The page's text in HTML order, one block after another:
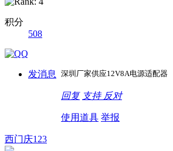
积分
508
发消息 深圳厂家供应12V8A电源适配器
回复 支持 反对
使用道具 举报
西门庆123